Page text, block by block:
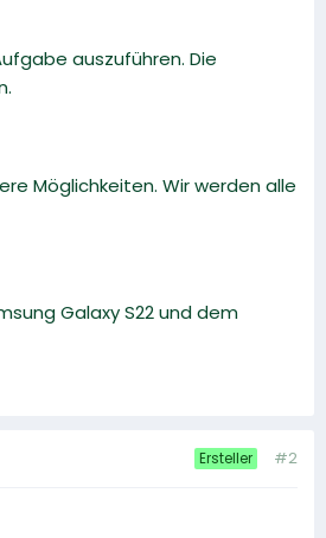
auszuführen. Die
Möglichkeiten. Wir werden alle
Galaxy S22 und dem
Ersteller #2